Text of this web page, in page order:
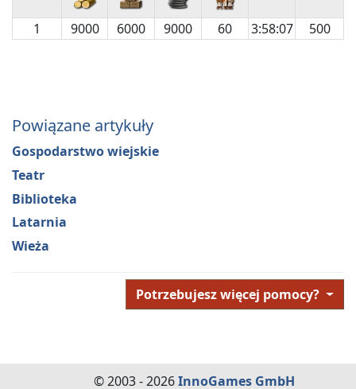
1 9000 6000 9000 60 3:58:07 500
Powiązane artykuły
Gospodarstwo wiejskie
Teatr
Biblioteka
Latarnia
Wieża
Potrzebujesz więcej pomocy?
© 2003 - 2026InnoGames GmbH